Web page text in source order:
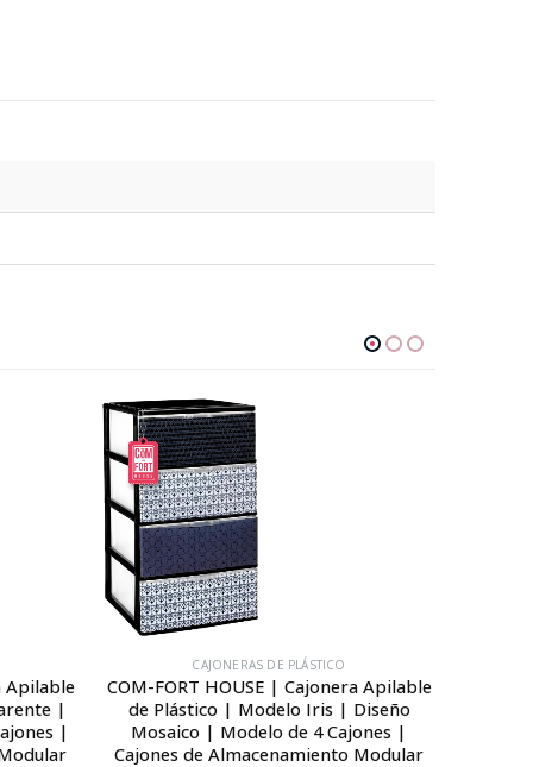
Apilable
|
|
CAJONERAS DE PLÁSTICO
COM-FORT HOUSE | Cajonera Apilable
de Plástico | Modelo Iris | Diseño
Mosaico | Modelo de 4 Cajones |
Cajones de Almacenamiento Modular